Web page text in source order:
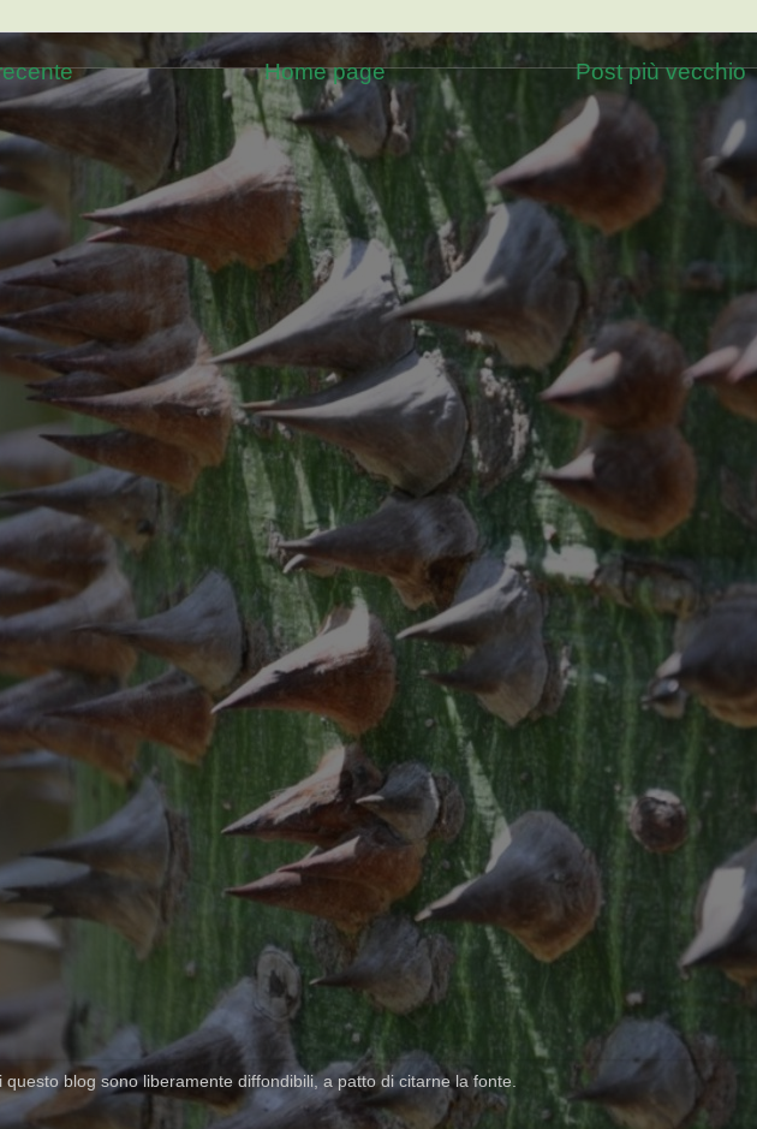
Post più vecchio
Home page
questo blog sono liberamente diffondibili, a patto di citarne la fonte.